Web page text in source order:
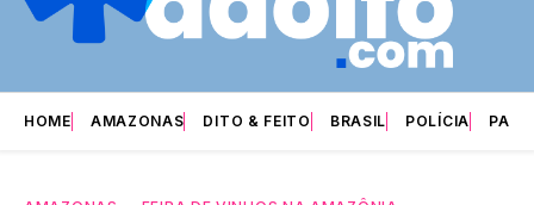
HOME AMAZONAS DITO & FEITO BRASIL POLÍCIA